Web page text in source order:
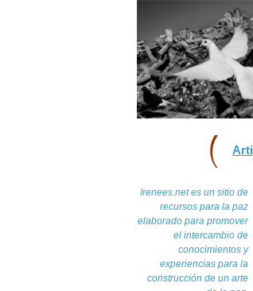
Irenees.net es un sitio de
recursos para la paz
elaborado para promover
el intercambio de
conocimientos y
experiencias para la
construcción de un arte